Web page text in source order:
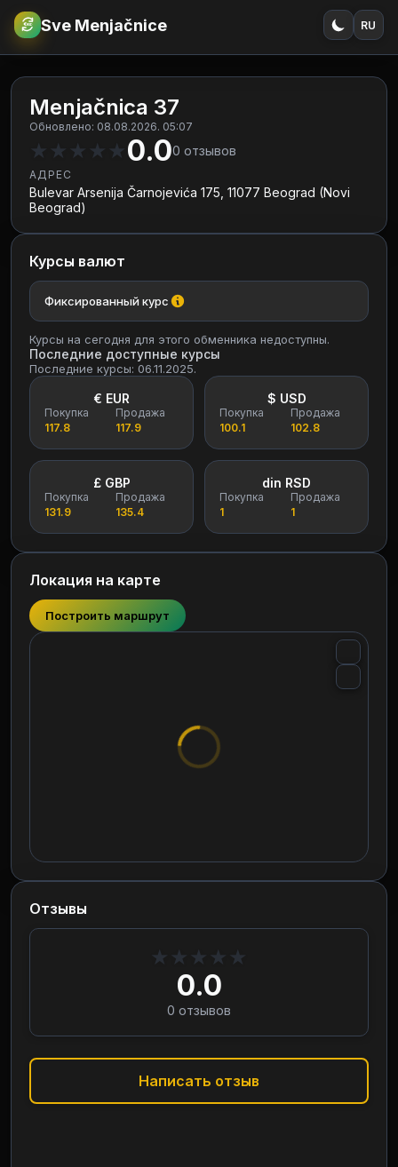
€RSD Sve Menjačnice RU
Menjačnica 37
Обновлено: 08.08.2026. 05:07
★ ★ ★ ★ ★0.00 отзывов
АДРЕС
Bulevar Arsenija Čarnojevića 175, 11077 Beograd (Novi
Beograd)
Курсы валют
Фиксированный курс
Курсы на сегодня для этого обменника недоступны.
Последние доступные курсы
Последние курсы: 06.11.2025.
€ EUR
Покупка
117.8
Продажа
117.9
$ USD
Покупка
100.1
Продажа
102.8
£ GBP
Покупка
131.9
Продажа
135.4
din RSD
Покупка
1
Продажа
1
Локация на карте
Построить маршрут
Отзывы
★ ★ ★ ★ ★
0.0
0 отзывов
Написать отзыв